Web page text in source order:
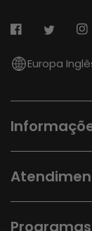
Europa
Programas